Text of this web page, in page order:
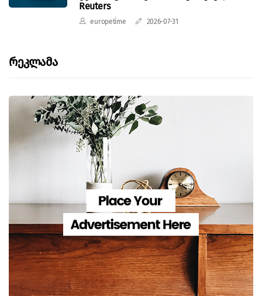
Reuters
europetime 2026-07-31
Რეკლამა